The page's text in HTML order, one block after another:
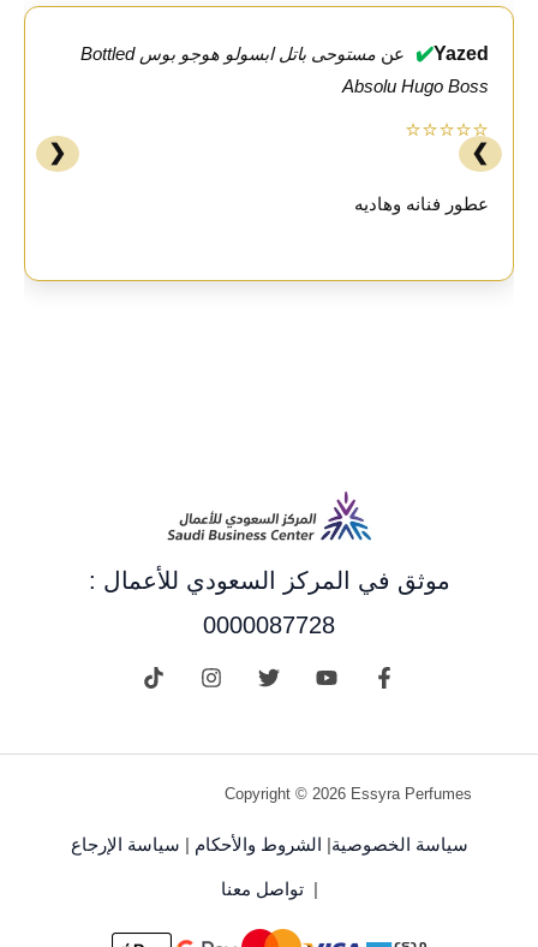
Yazed
✔️ عن
مستوحى باتل ابسولو هوجو بوس Bottled
Absolu Hugo Boss
⭐⭐⭐⭐⭐
عطور فنانه وهاديه
❮ ❯
موثق في المركز السعودي للأعمال :
0000087728
Copyright © 2026 Essyra Perfumes
سياسة الخصوصية الشروط والأحكام سياسة الإرجاع
تواصل معنا